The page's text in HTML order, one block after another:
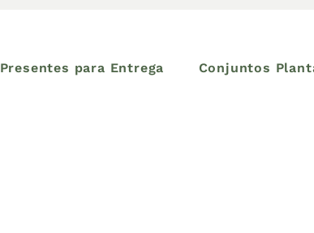
Presentes para Entrega Conjuntos